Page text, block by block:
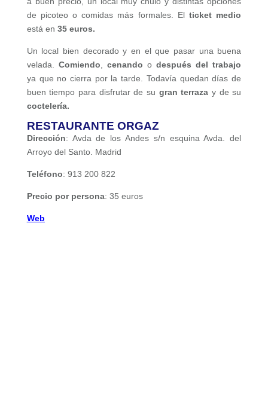
de picoteo o comidas más formales. Elticket medio
está en 35 euros.
Un local bien decorado y en el que pasar una buena
velada. Comiendo cenando odespués del trabajo
ya que no cierra por la tarde. Todavía quedan días de
buen tiempo para disfrutar de su gran terraza y de su
coctelería.
RESTAURANTE ORGAZ
Dirección: Avda de los Andes s/n esquina Avda. del
Arroyo del Santo. Madrid
Teléfono: 913 200 822
Precio por persona: 35 euros
Web